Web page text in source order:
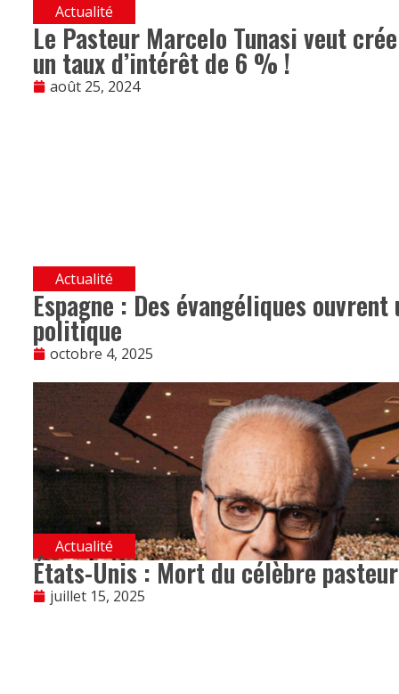
Actualité
Le Pasteur Marcelo Tunasi veut
un taux d’intérêt de 6 % !
août 25, 2024
Actualité
Espagne : Des évangéliques
politique
octobre 4, 2025
Actualité
États-Unis : Mort du célèbre
juillet 15, 2025